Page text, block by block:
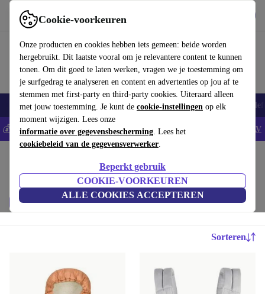
Cookie-voorkeuren
Onze producten en cookies hebben iets gemeen: beide worden
hergebruikt. Dit laatste vooral om je relevantere content te kunnen
tonen. Om dit goed te laten werken, vragen we je toestemming om
je surfgedrag te analyseren en content en advertenties op jou af te
stemmen met first-party en third-party cookies. Uiteraard alleen
met jouw toestemming. Je kunt de cookie-instellingen op elk
moment wijzigen. Lees onze
informatie over gegevensbescherming. Lees het
cookiebeleid van de gegevensverwerker.
Beperkt gebruik
COOKIE-VOORKEUREN
ALLE COOKIES ACCEPTEREN
Gebruik refurbed snel en eenvoudig
Smartphones Laptops Tablets Smartwatches Accessoires
💰Bespaar 5% EXTRA op alle iPhones - Code: IPHONEDEAL - AV
Reiswiegen & accessoires:
Merk Filteren
Sorteren